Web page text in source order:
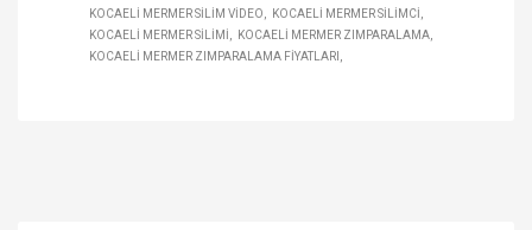
KOCAELI MERMER SILIM VIDEO
KOCAELI MERMER SILIMCI
KOCAELI MERMER SILIMI
KOCAELI MERMER ZIMPARALAMA
KOCAELI MERMER ZIMPARALAMA FIYATLARI